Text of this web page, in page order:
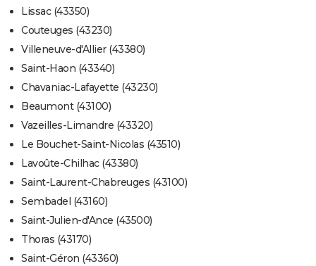
Lissac (43350)
Couteuges (43230)
Villeneuve-d'Allier (43380)
Saint-Haon (43340)
Chavaniac-Lafayette (43230)
Beaumont (43100)
Vazeilles-Limandre (43320)
Le Bouchet-Saint-Nicolas (43510)
Lavoûte-Chilhac (43380)
Saint-Laurent-Chabreuges (43100)
Sembadel (43160)
Saint-Julien-d'Ance (43500)
Thoras (43170)
Saint-Géron (43360)